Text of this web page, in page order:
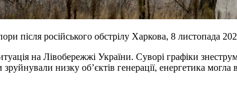
після російського обстрілу Харкова, 8 листопада
на Лівобережжі України. Суворі графіки
зруйнували низку об’єктів генерації, енергетика